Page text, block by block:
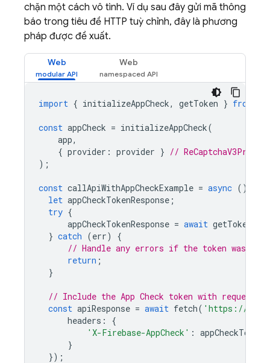
chặn một cách vô tình. Ví dụ sau đây gửi mã thông
báo trong tiêu đề HTTP tuỳ chỉnh, đây là phương
pháp được đề xuất.
Web Web
import { initializeAppCheck, getToken } from
const appCheck = initializeAppCheck(
app,
{ provider : provider } //
);
const callApiWithAppCheckExample = async ()
let appCheckTokenResponse ;
try {
appCheckTokenResponse = await getToken
} catch (err)
{
// Handle any errors if the token was
return ;
}
// Include the App Check token with requests
const apiResponse = await fetch( 'https://
headers :
{
'X-Firebase-AppCheck' :
}
});